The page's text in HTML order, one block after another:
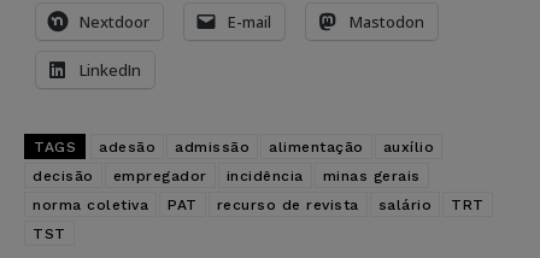
Nextdoor E-mail Mastodon
LinkedIn
TAGS adesão admissão alimentação
auxílio
decisão
empregador incidência
minas gerais
norma coletiva
PAT recurso de revista salário
TRT
TST